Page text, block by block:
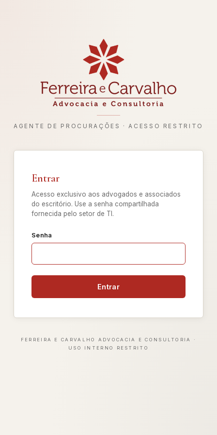
AGENTE DE PROCURAÇÕES · ACESSO RESTRITO
Entrar
Acesso exclusivo aos advogados e associados
do escritório. Use a senha compartilhada
fornecida pelo setor de TI.
Senha
Entrar
FERREIRA E CARVALHO ADVOCACIA E CONSULTORIA ·
USO INTERNO RESTRITO